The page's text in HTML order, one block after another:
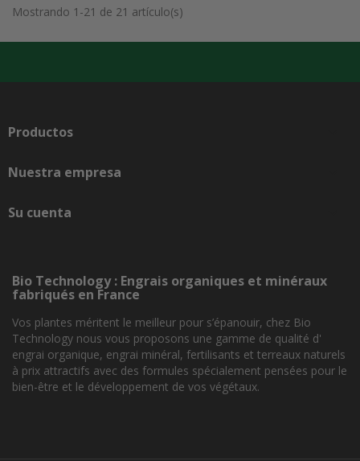
Mostrando 1-21 de 21 artículo(s)
Productos
Nuestra empresa
Su cuenta
Bio Technology : Engrais organiques et minéraux
fabriqués en France
Vos plantes méritent le meilleur pour s’épanouir, chez Bio
Technology nous vous proposons une gamme de qualité d'
engrai organique, engrai minéral, fertilisants et terreaux naturels
à prix attractifs avec des formules spécialement pensées pour le
bien-être et le développement de vos végétaux.